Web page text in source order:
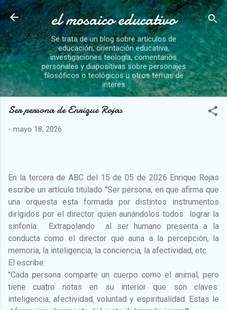
Ir al contenido principal
el mosaico educativo
Se trata de un blog sobre artículos de
educación, orientación educativa,
investigaciones teología, comentarios
personales y diapositivas sobre personajes
filosóficos o teológicos u otros temas de
interes
Ser persona de Enrique Rojas
- mayo 18, 2026
En la tercera de ABC del 15 de 05 de 2026 Enrique Rojas
escribe un artículo titulado "Ser persona, en que afirma que
una orquesta esta formada por distintos instrumentos
dirigidos por el director quien aunándolos todos lograr la
sinfonía. Extrapolando al ser humano presenta a la
conducta como el director que auna a la percepción, la
memoria, la inteligencia, la conciencia, la afectividad, etc.
El escribe:
"Cada persona comparte un cuerpo como el animal, pero
tiene cuatro notas en su interior que son claves:
inteligencia, afectividad, voluntad y espiritualidad. Estas le